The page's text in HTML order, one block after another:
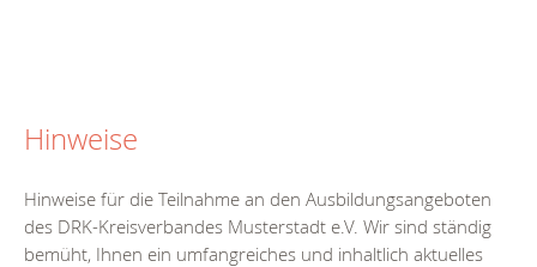
Hinweise
Hinweise für die Teilnahme an den Ausbildungsangeboten
des DRK-Kreisverbandes Musterstadt e.V. Wir sind ständig
bemüht, Ihnen ein umfangreiches und inhaltlich aktuelles